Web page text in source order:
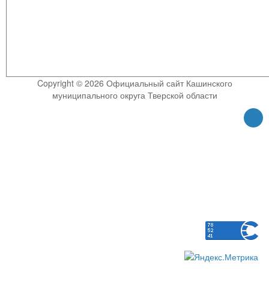
Copyright © 2026 Официальный сайт Кашинского
муниципального округа Тверской области